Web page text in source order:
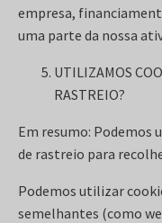
empresa,
uma parte da nossa
UTILIZAMOS
RASTREIO?
Em resumo: Podemos
de rastreio para
Podemos utilizar
semelhantes (como